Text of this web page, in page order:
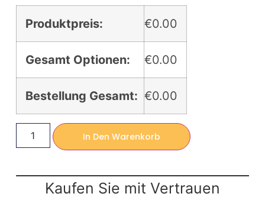
Produktpreis: €0.00
Gesamt Optionen: €0.00
Bestellung Gesamt: €0.00
In Den Warenkorb
Kaufen Sie mit Vertrauen